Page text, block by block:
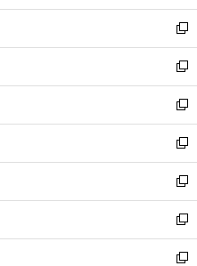
開
く
ウ
で
開
く
ン
ド
ウ
で
開
く
ウ
ィ
ン
ド
ウ
で
開
く
新
し
い
ウ
ィ
ン
ド
ウ
で
開
く
新
し
い
ウ
ィ
ン
ド
ウ
で
開
く
新
し
い
ウ
ィ
ン
ド
ウ
で
新
し
い
ウ
ィ
ン
ド
新
し
い
ウ
ィ
新
し
い
新